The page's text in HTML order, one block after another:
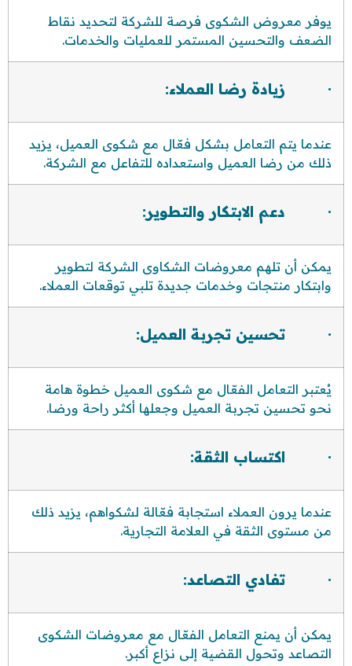
يوفر معروض الشكوى فرصة للشركة لتحديد نقاط
الضعف والتحسين المستمر للعمليات والخدمات.
· زيادة رضا العملاء:
عندما يتم التعامل بشكل فعّال مع شكوى العميل، يزيد
ذلك من رضا العميل واستعداده للتفاعل مع الشركة.
· دعم الابتكار والتطوير:
يمكن أن تلهم معروضات الشكاوى الشركة لتطوير
وابتكار منتجات وخدمات جديدة تلبي توقعات العملاء.
· تحسين تجربة العميل:
يُعتبر التعامل الفعّال مع شكوى العميل خطوة هامة
نحو تحسين تجربة العميل وجعلها أكثر راحة ورضا.
· اكتساب الثقة:
عندما يرون العملاء استجابة فعّالة لشكواهم، يزيد ذلك
من مستوى الثقة في العلامة التجارية.
· تفادي التصاعد:
يمكن أن يمنع التعامل الفعّال مع معروضات الشكوى
التصاعد وتحول القضية إلى نزاع أكبر.